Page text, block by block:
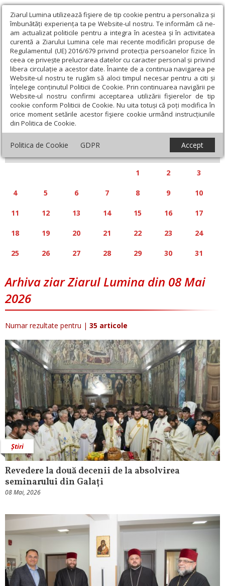
Ziarul Lumina utilizează fişiere de tip cookie pentru a personaliza și
îmbunătăți experiența ta pe Website-ul nostru. Te informăm că ne-
am actualizat politicile pentru a integra în acestea și în activitatea
curentă a Ziarului Lumina cele mai recente modificări propuse de
Regulamentul (UE) 2016/679 privind protecția persoanelor fizice în
ceea ce privește prelucrarea datelor cu caracter personal și privind
libera circulație a acestor date. Înainte de a continua navigarea pe
Website-ul nostru te rugăm să aloci timpul necesar pentru a citi și
înțelege conținutul Politicii de Cookie. Prin continuarea navigării pe
Website-ul nostru confirmi acceptarea utilizării fişierelor de tip
cookie conform Politicii de Cookie. Nu uita totuși că poți modifica în
orice moment setările acestor fişiere cookie urmând instrucțiunile
din Politica de Cookie.
Politica de Cookie GDPR Accept
Calendar articole
« »
MAI 2026
S D
1 2 3
4 5 6 7 8 9 10
11 12 13 14 15 16 17
18 19 20 21 22 23 24
25 26 27 28 29 30 31
Arhiva ziar Ziarul Lumina din 08 Mai
2026
Numar rezultate pentru | 35 articole
Știri
Revedere la două decenii de la absolvirea
seminarului din Galați
08 Mai, 2026